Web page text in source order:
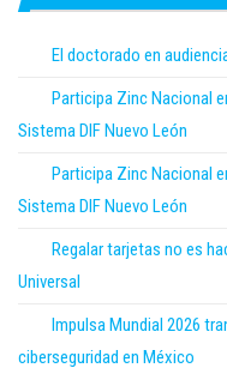
El doctorado en
Participa Zinc Nacional
Sistema DIF Nuevo León
Participa Zinc Nacional
Sistema DIF Nuevo León
Regalar tarjetas no es
Universal
Impulsa Mundial 2026
ciberseguridad en México